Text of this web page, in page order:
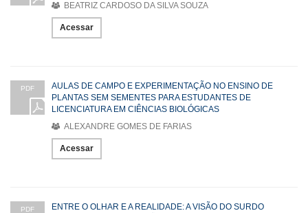
BEATRIZ CARDOSO DA SILVA SOUZA
Acessar
PDF
AULAS DE CAMPO E EXPERIMENTAÇÃO NO ENSINO DE
PLANTAS SEM SEMENTES PARA ESTUDANTES DE
LICENCIATURA EM CIÊNCIAS BIOLÓGICAS
ALEXANDRE GOMES DE FARIAS
Acessar
PDF
ENTRE O OLHAR E A REALIDADE: A VISÃO DO SURDO